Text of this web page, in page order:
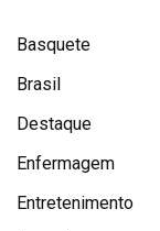
Basquete
Brasil
Destaque
Enfermagem
Entretenimento